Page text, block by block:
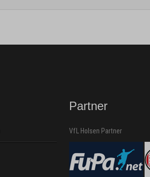
Partner
VfL Holsen Partner